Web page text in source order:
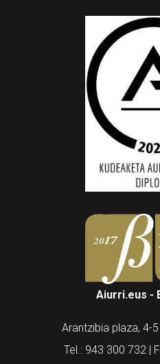
Aiurri.eus -
Arantzibia plaza, 4-
Tel.: 943 300 732 |